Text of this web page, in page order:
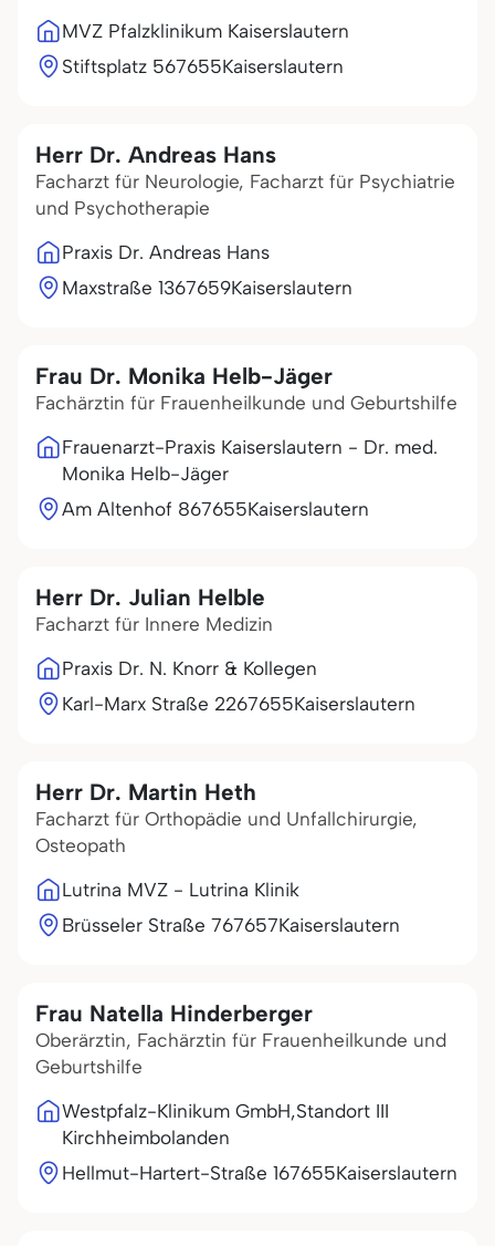
MVZ Pfalzklinikum Kaiserslautern
Stiftsplatz 567655Kaiserslautern
Herr Dr. Andreas Hans
Facharzt für Neurologie, Facharzt für Psychiatrie
und Psychotherapie
Praxis Dr. Andreas Hans
Maxstraße 1367659Kaiserslautern
Frau Dr. Monika Helb-Jäger
Fachärztin für Frauenheilkunde und Geburtshilfe
Frauenarzt-Praxis Kaiserslautern - Dr. med.
Monika Helb-Jäger
Am Altenhof 867655Kaiserslautern
Herr Dr. Julian Helble
Facharzt für Innere Medizin
Praxis Dr. N. Knorr & Kollegen
Karl-Marx Straße 2267655Kaiserslautern
Herr Dr. Martin Heth
Facharzt für Orthopädie und Unfallchirurgie,
Osteopath
Lutrina MVZ - Lutrina Klinik
Brüsseler Straße 767657Kaiserslautern
Frau Natella Hinderberger
Oberärztin, Fachärztin für Frauenheilkunde und
Geburtshilfe
Westpfalz-Klinikum GmbH,Standort III
Kirchheimbolanden
Hellmut-Hartert-Straße 167655Kaiserslautern